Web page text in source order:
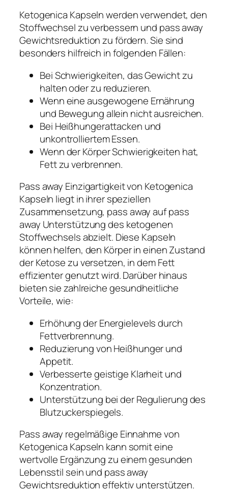
Ketogenica Kapseln werden verwendet, den
Stoffwechsel zu verbessern und pass away
Gewichtsreduktion zu fördern. Sie sind
besonders hilfreich in folgenden Fällen:
Bei Schwierigkeiten, das Gewicht zu
halten oder zu reduzieren.
Wenn eine ausgewogene Ernährung
und Bewegung allein nicht ausreichen.
Bei Heißhungerattacken und
unkontrolliertem Essen.
Wenn der Körper Schwierigkeiten hat,
Fett zu verbrennen.
Pass away Einzigartigkeit von Ketogenica
Kapseln liegt in ihrer speziellen
Zusammensetzung, pass away auf pass
away Unterstützung des ketogenen
Stoffwechsels abzielt. Diese Kapseln
können helfen, den Körper in einen Zustand
der Ketose zu versetzen, in dem Fett
effizienter genutzt wird. Darüber hinaus
bieten sie zahlreiche gesundheitliche
Vorteile, wie:
Erhöhung der Energielevels durch
Fettverbrennung.
Reduzierung von Heißhunger und
Appetit.
Verbesserte geistige Klarheit und
Konzentration.
Unterstützung bei der Regulierung des
Blutzuckerspiegels.
Pass away regelmäßige Einnahme von
Ketogenica Kapseln kann somit eine
wertvolle Ergänzung zu einem gesunden
Lebensstil sein und pass away
Gewichtsreduktion effektiv unterstützen.